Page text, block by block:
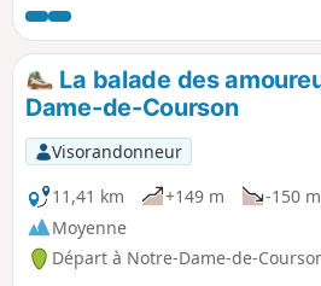
La balade des
Dame-de-Courson
Visorandonneur
11,41 km
+149 m -150 m
Moyenne
Départ à Notre-Dame-de-